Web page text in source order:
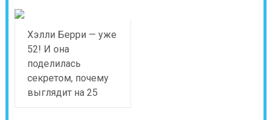
Хэлли Берри — уже
52! И она
поделилась
секретом, почему
выглядит на 25